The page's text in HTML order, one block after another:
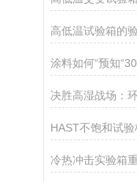
高低温试验箱的
冷热冲击实验箱